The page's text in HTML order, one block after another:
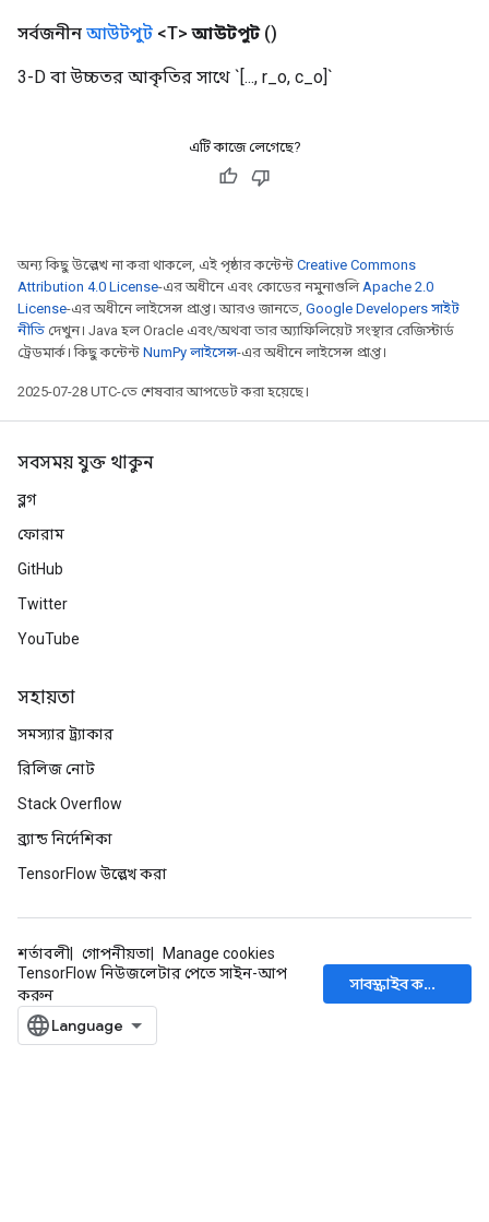
সর্বজনীন আউটপুট <T> আউটপুট ()
3-D বা উচ্চতর আকৃতির সাথে `[..., r_o, c_o]`
এটি কাজে লেগেছে?
অন্য কিছু উল্লেখ না করা থাকলে, এই পৃষ্ঠার কন্টেন্ট Creative Commons
Attribution 4.0 License-এর অধীনে এবং কোডের নমুনাগুলিApache 2.0
License-এর অধীনে লাইসেন্স প্রাপ্ত। আরও জানতে, Google Developers সাইট
নীতি দেখুন। Java হল Oracle এবং/অথবা তার অ্যাফিলিয়েট সংস্থার রেজিস্টার্ড
ট্রেডমার্ক। কিছু কন্টেন্ট NumPy লাইসেন্স-এর অধীনে লাইসেন্স প্রাপ্ত।
2025-07-28 UTC-তে শেষবার আপডেট করা হয়েছে।
সবসময় যুক্ত থাকুন
ব্লগ
ফোরাম
GitHub
Twitter
YouTube
সহায়তা
সমস্যার ট্র্যাকার
রিলিজ নোট
Stack Overflow
ব্র্যান্ড নির্দেশিকা
TensorFlow উল্লেখ করা
শর্তাবলী গোপনীয়তা
Manage cookies
TensorFlow নিউজলেটার পেতে সাইন-আপ
করুন
সাবস্ক্রাইব করুন